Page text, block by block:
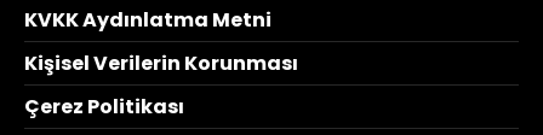
KVKK Aydınlatma Metni
Kişisel Verilerin Korunması
Çerez Politikası